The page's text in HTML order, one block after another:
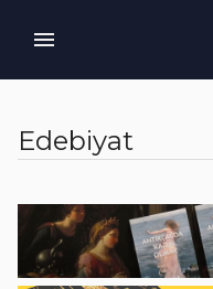
Edebiyat